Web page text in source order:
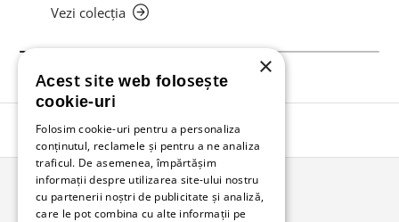
Vezi colecția
Înapoi în sus
Bunzl Romania
×
Acest site web folosește
cookie-uri
Folosim cookie-uri pentru a personaliza
conținutul, reclamele și pentru a ne analiza
traficul. De asemenea, împărtășim
informații despre utilizarea site-ului nostru
cu partenerii noștri de publicitate și analiză,
care le pot combina cu alte informații pe